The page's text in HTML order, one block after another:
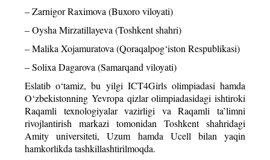
– Zarnigor Raximova (Buxoro viloyati)
– Oysha Mirzatillayeva (Toshkent shahri)
– Malika Xojamuratova (Qoraqalpog‘iston Respublikasi)
– Solixa Dagarova (Samarqand viloyati)
Eslatib o‘tamiz, bu yilgi ICT4Girls olimpiadasi hamda
O‘zbekistonning Yevropa qizlar olimpiadasidagi ishtiroki
Raqamli texnologiyalar vazirligi va Raqamli ta’limni
rivojlantirish markazi tomonidan Toshkent shahridagi
Amity universiteti, Uzum hamda Ucell bilan yaqin
hamkorlikda tashkillashtirilmoqda.